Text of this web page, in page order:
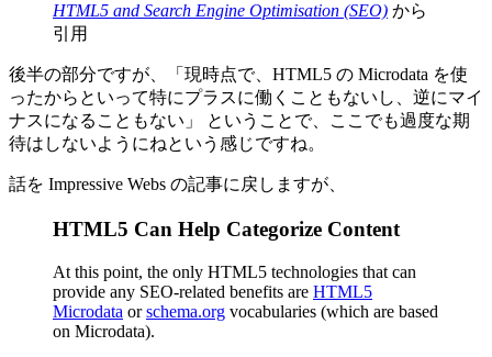
HTML5 and Search Engine Optimisation (SEO) から
引用
後半の部分ですが、「現時点で、HTML5 の Microdata を使
ったからといって特にプラスに働くこともないし、逆にマイ
ナスになることもない」 ということで、ここでも過度な期
待はしないようにねという感じですね。
話を Impressive Webs の記事に戻しますが、
HTML5 Can Help Categorize Content
At this point, the only HTML5 technologies that can
provide any SEO-related benefits are HTML5
Microdata orschema.org vocabularies (which are based
on Microdata).